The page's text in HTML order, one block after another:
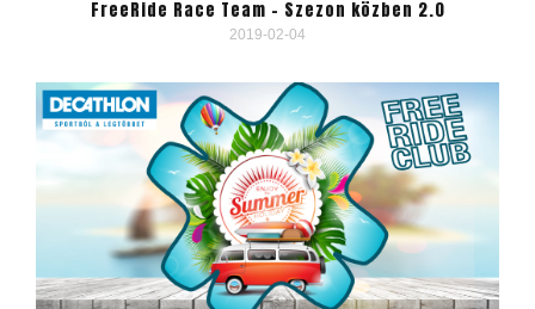
FreeRide Race Team – Szezon közben 2.0
2019-02-04